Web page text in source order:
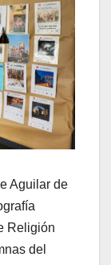
Aguilar de
Religión
del